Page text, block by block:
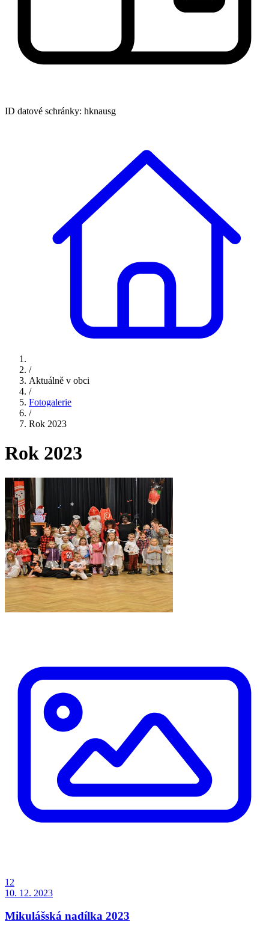
ID datové schránky: hknausg
/
Aktuálně v obci
/
Fotogalerie
/
Rok 2023
Rok 2023
12
10. 12. 2023
Mikulášská nadílka 2023